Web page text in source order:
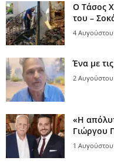
Ο Τάσος
του –
4 Αυγούστου
Ένα με
2
«Η
Γιώργου
1